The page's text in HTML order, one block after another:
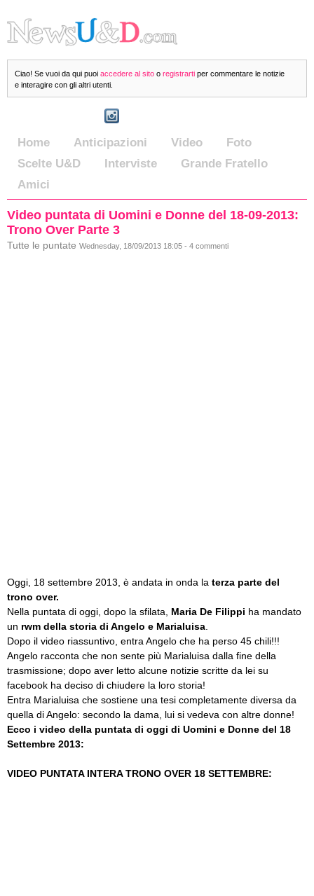
Ciao! Se vuoi da qui puoi accedere al sito o registrarti per commentare le notizie
e interagire con gli altri utenti.
Home Anticipazioni Video
Foto
Scelte U&D
Interviste
Grande Fratello
Amici
Video puntata di Uomini e Donne del 18-09-2013:
Trono Over Parte 3
Tutte le puntate Wednesday, 18/09/2013 18:05 - 4 commenti
Oggi, 18 settembre 2013, è andata in onda la terza parte del
trono over.
Nella puntata di oggi, dopo la sfilata, Maria De Filippi ha mandato
un rwm della storia di Angelo e Marialuisa
Dopo il video riassuntivo, entra Angelo che ha perso 45 chili!!!
Angelo racconta che non sente più Marialuisa dalla fine della
trasmissione; dopo aver letto alcune notizie scritte da lei su
facebook ha deciso di chiudere la loro storia!
Entra Marialuisa che sostiene una tesi completamente diversa da
quella di Angelo: secondo la dama, lui si vedeva con altre donne!
Ecco i video della puntata di oggi di Uomini e Donne del 18
Settembre 2013:
VIDEO PUNTATA INTERA TRONO OVER 18 SETTEMBRE: